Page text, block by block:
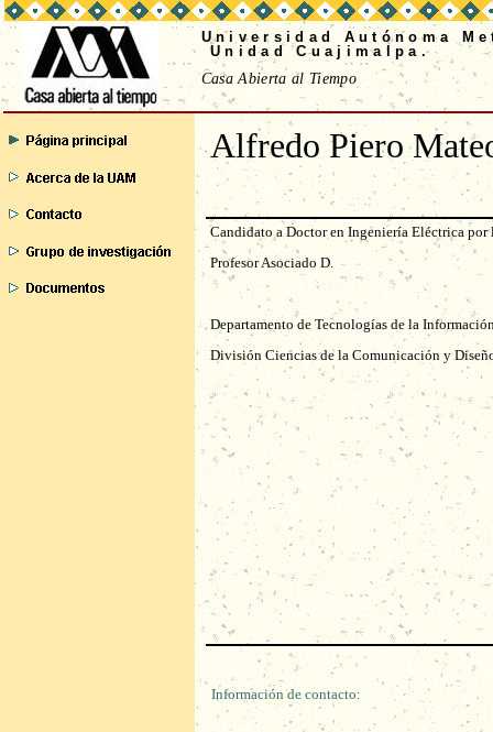
Universidad Autónoma
Unidad Cuajimalpa.
Casa Abierta al Tiempo
Alfredo Piero
Candidato a Doctor en Ingeniería Eléctrica por
Profesor Asociado D.
Departamento de Tecnologías de la
División Ciencias de la Comunicación y
Información de contacto: